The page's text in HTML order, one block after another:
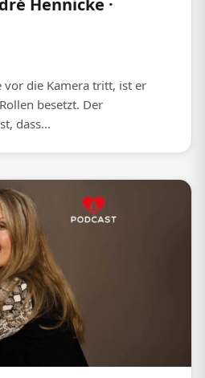
Hennicke ·
vor die Kamera tritt, ist er
besetzt. Der
dass...